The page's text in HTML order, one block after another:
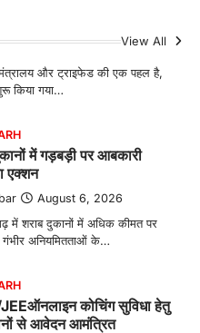
View All
August 6, 2026
मंत्रालय और ट्राइफेड की एक पहल है,
किया गया…
में गड़बड़ी पर आबकारी
एक्शन
August 6, 2026
में शराब दुकानों में अधिक कीमत पर
अनियमितताओं के…
कोचिंग सुविधा हेतु
से आवेदन आमंत्रित